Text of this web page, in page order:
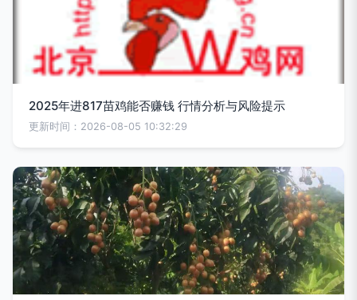
2025年进817苗鸡能否赚钱 行情分析与风险提示
更新时间：2026-08-05 10:32:29